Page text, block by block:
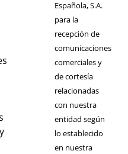
Española, S.A.
para la
recepción de
comunicaciones
comerciales y
de cortesía
relacionadas
con nuestra
entidad según
lo establecido
en nuestra